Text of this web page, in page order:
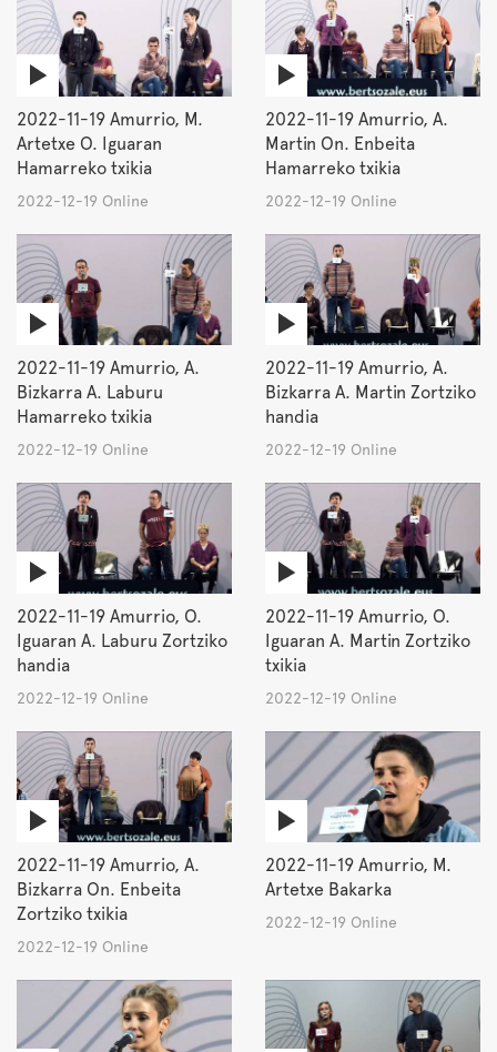
2022-11-19 Amurrio, M.
Artetxe O. Iguaran
Hamarreko txikia
2022-12-19 Online
2022-11-19 Amurrio, A.
Martin On. Enbeita
Hamarreko txikia
2022-12-19 Online
2022-11-19 Amurrio, A.
Bizkarra A. Laburu
Hamarreko txikia
2022-12-19 Online
2022-11-19 Amurrio, A.
Bizkarra A. Martin Zortziko
handia
2022-12-19 Online
2022-11-19 Amurrio, O.
Iguaran A. Laburu Zortziko
handia
2022-12-19 Online
2022-11-19 Amurrio, O.
Iguaran A. Martin Zortziko
txikia
2022-12-19 Online
2022-11-19 Amurrio, A.
Bizkarra On. Enbeita
Zortziko txikia
2022-12-19 Online
2022-11-19 Amurrio, M.
Artetxe Bakarka
2022-12-19 Online